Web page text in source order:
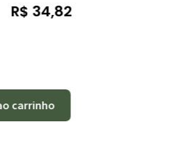
R$ 34,82
carrinho